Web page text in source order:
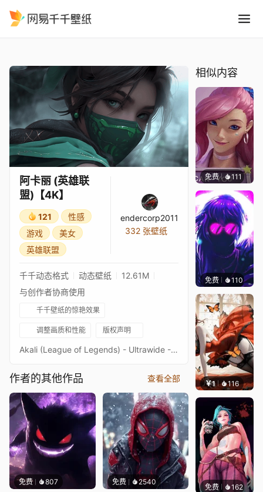
阿卡丽 (英雄联
盟)【4K】
121
性感
游戏
美女
英雄联盟
endercorp2011
332 张壁纸
千千动态格式 动态壁纸
12.61M
与创作者协商使用
千千壁纸的惊艳效果
调整画质和性能 版权声明
Akali (League of Legends) - Ultrawide - 5120x2160 - 3440x1440Original picture from namakxin (deviantart)Image quality is a priority, high-end setup recommendedKeywords : AI Art, LOL, Champion, Rogue Assassin, Game, Girl, Character, 2160p, 4K, HD
作者的其他作品 查看全部
免费 807 免费 2540
相似内容
免费 111
免费 110VortFX
￥1 116渔小小
免费 162